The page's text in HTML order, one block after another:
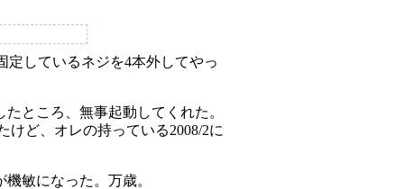
定しているネジを4本外してやっ
ところ、無事起動してくれた。
ど、オレの持っている2008/2に
敏になった。万歳。